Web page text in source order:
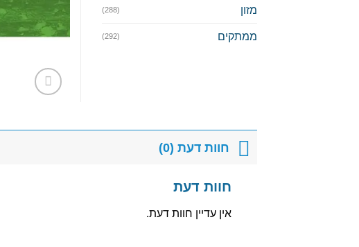
מזון (288)
ממתקים (292)
חוות דעת (0)
חוות דעת
אין עדיין חוות דעת.